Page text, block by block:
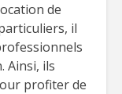
de
il
Ainsi, ils
profiter de